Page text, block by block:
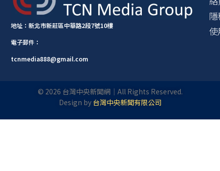
地址：新北市新莊區中華路2段7號10樓
電子郵件：
tcnmedia888@gmail.com
© 2026 台灣中央新聞網｜All Rights Reserved.
Design by 台灣中央新聞有限公司